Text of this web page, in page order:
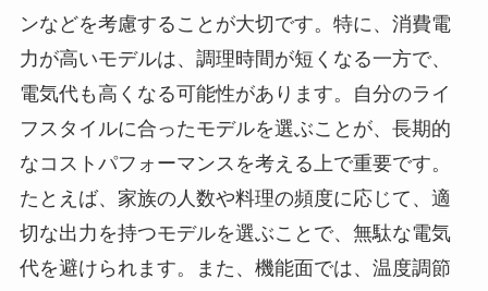
ンなどを考慮することが大切です。特に、消費電
力が高いモデルは、調理時間が短くなる一方で、
電気代も高くなる可能性があります。自分のライ
フスタイルに合ったモデルを選ぶことが、長期的
なコストパフォーマンスを考える上で重要です。
たとえば、家族の人数や料理の頻度に応じて、適
切な出力を持つモデルを選ぶことで、無駄な電気
代を避けられます。また、機能面では、温度調節